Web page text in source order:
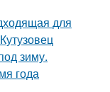
для
зиму.
года